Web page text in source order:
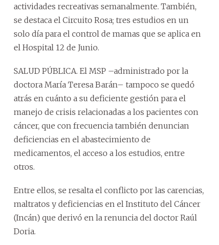
actividades recreativas semanalmente. También,
se destaca el Circuito Rosa; tres estudios en un
solo día para el control de mamas que se aplica en
el Hospital 12 de Junio.
SALUD PÚBLICA. El MSP –administrado por la
doctora María Teresa Barán– tampoco se quedó
atrás en cuánto a su deficiente gestión para el
manejo de crisis relacionadas a los pacientes con
cáncer, que con frecuencia también denuncian
deficiencias en el abastecimiento de
medicamentos, el acceso a los estudios, entre
otros.
Entre ellos, se resalta el conflicto por las carencias,
maltratos y deficiencias en el Instituto del Cáncer
(Incán) que derivó en la renuncia del doctor Raúl
Doria.